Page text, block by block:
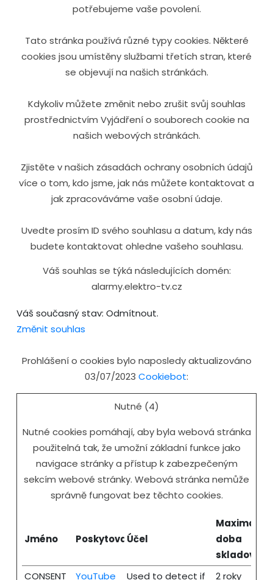
potřebujeme vaše povolení.
Tato stránka používá různé typy cookies. Některé
cookies jsou umístěny službami třetích stran, které
se objevují na našich stránkách.
Kdykoliv můžete změnit nebo zrušit svůj souhlas
prostřednictvím Vyjádření o souborech cookie na
našich webových stránkách.
Zjistěte v našich zásadách ochrany osobních údajů
více o tom, kdo jsme, jak nás můžete kontaktovat a
jak zpracováváme vaše osobní údaje.
Uvedte prosím ID svého souhlasu a datum, kdy nás
budete kontaktovat ohledne vašeho souhlasu.
Váš souhlas se týká následujících domén:
alarmy.elektro-tv.cz
Váš současný stav: Odmítnout.
Změnit souhlas
Prohlášení o cookies bylo naposledy aktualizováno
03/07/2023 Cookiebot:
Nutné (4)
Nutné cookies pomáhají, aby byla webová stránka
použitelná tak, že umožní základní funkce jako
navigace stránky a přístup k zabezpečeným
sekcím webové stránky. Webová stránka nemůže
správně fungovat bez těchto cookies.
Jméno Poskytovatel
Účel
Maximální
doba
skladování
CONSENT
YouTube
Used to detect if
2 roky